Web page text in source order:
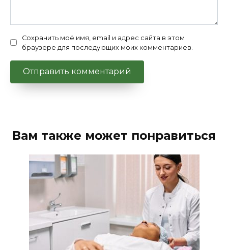
Сохранить моё имя, email и адрес сайта в этом
браузере для последующих моих комментариев.
Вам также может понравиться